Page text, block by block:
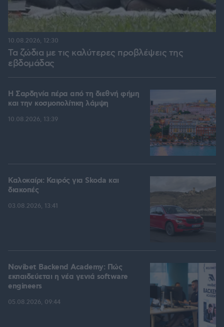
Τα ζώδια με τις καλύτερες προβλέψεις της
εβδομάδας
10.08.2026, 12:30
Η Σαρδηνία πέρα από τη διεθνή φήμη
και την κοσμοπολίτικη λάμψη
10.08.2026, 13:39
Καλοκαίρι: Καιρός για Skoda και
διακοπές
03.08.2026, 13:41
Novibet Backend Academy: Πώς
εκπαιδεύεται η νέα γενιά software
engineers
05.08.2026, 09:44